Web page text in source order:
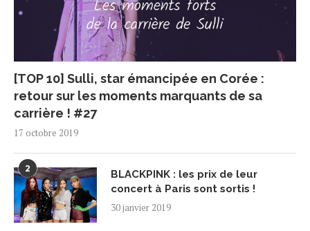
[TOP 10] Sulli, star émancipée en Corée :
retour sur les moments marquants de sa
carrière ! #27
17 octobre 2019
2
BLACKPINK : les prix de leur
concert à Paris sont sortis !
30 janvier 2019